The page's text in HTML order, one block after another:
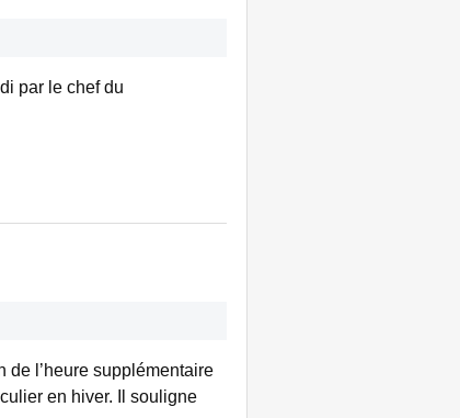
par le chef du
de l’heure supplémentaire
en hiver. Il souligne